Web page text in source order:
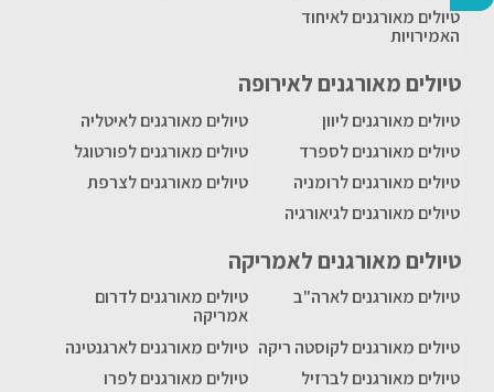
טיולים מאורגנים לאיחוד
האמירויות
טיולים מאורגנים לאירופה
טיולים מאורגנים ליוון
טיולים מאורגנים לאיטליה
טיולים מאורגנים לספרד
טיולים מאורגנים לפורטוגל
טיולים מאורגנים לרומניה
טיולים מאורגנים לצרפת
טיולים מאורגנים לגיאורגיה
טיולים מאורגנים לאמריקה
טיולים מאורגנים לארה"ב
טיולים מאורגנים לדרום
אמריקה
טיולים מאורגנים לקוסטה ריקה טיולים מאורגנים לארגנטינה
טיולים מאורגנים לברזיל
טיולים מאורגנים לפרו